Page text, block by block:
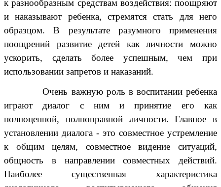
к разнообразным средствам воздействия: поощряют
и наказывают ребенка, стремятся стать для него
образцом. В результате разумного применения
поощрений развитие детей как личности можно
ускорить, сделать более успешным, чем при
использовании запретов и наказаний.
Очень важную роль в воспитании ребенка
играют диалог с ним и принятие его как
полноценной, полноправной личности. Главное в
установлении диалога - это совместное устремление
к общим целям, совместное видение ситуаций,
общность в направлении совместных действий.
Наиболее существенная характеристика